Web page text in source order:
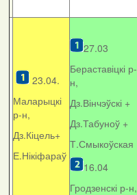
23.04.
Маларыцкі
р-н,
Дз.Кіцель+
Е.Нікіфараў
27.03
Бераставіцкі р-
н,
Дз.Вінчэўскі +
Дз.Табуноў +
Т.Смыкоўская
16.04
Гродзенскі р-н,